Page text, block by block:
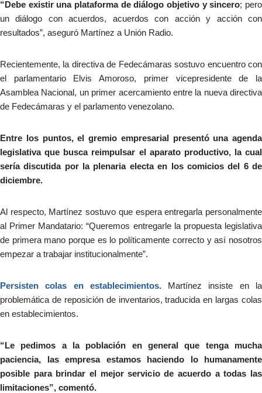
“Debe existir una plataforma de diálogo objetivo y sincero; pero
un diálogo con acuerdos, acuerdos con acción y acción con
resultados”, aseguró Martínez a Unión Radio.
Recientemente, la directiva de Fedecámaras sostuvo encuentro con
el parlamentario Elvis Amoroso, primer vicepresidente de la
Asamblea Nacional, un primer acercamiento entre la nueva directiva
de Fedecámaras y el parlamento venezolano.
Entre los puntos, el gremio empresarial presentó una agenda
legislativa que busca reimpulsar el aparato productivo, la cual
sería discutida por la plenaria electa en los comicios del 6 de
diciembre.
Al respecto, Martínez sostuvo que espera entregarla personalmente
al Primer Mandatario: “Queremos entregarle la propuesta legislativa
de primera mano porque es lo políticamente correcto y así nosotros
empezar a trabajar institucionalmente”.
Persisten colas en establecimientos.
Martínez insiste en la
problemática de reposición de inventarios, traducida en largas colas
en establecimientos.
“Le pedimos a la población en general que tenga mucha
paciencia, las empresa estamos haciendo lo humanamente
posible para brindar el mejor servicio de acuerdo a todas las
limitaciones”, comentó.